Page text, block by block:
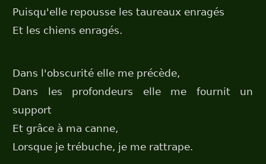
Puisqu'elle repousse les taureaux enragés
Et les chiens enragés.
Dans l'obscurité elle me précède,
Dans les profondeurs elle me fournit un
support
Et grâce à ma canne,
Lorsque je trébuche, je me rattrape.